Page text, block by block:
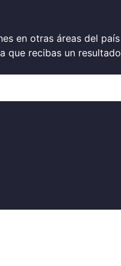
en otras áreas del país
que recibas un resultado